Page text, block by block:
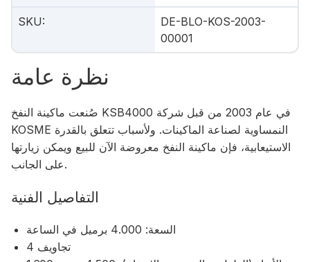
SKU:
DE-BLO-KOS-2003-
00001
نظرة عامة
صُنعت ماكينة النفخ KSB4000 في عام 2003 من قبل شركة
KOSME النمساوية لصناعة الماكينات. ولأسباب تتعلق بالقدرة
الاستيعابية، فإن ماكينة النفخ معروضة الآن للبيع ويمكن زيارتها
على الجانب.
التفاصيل الفنية
السعة: 4.000 برميل في الساعة
4 تجاويف